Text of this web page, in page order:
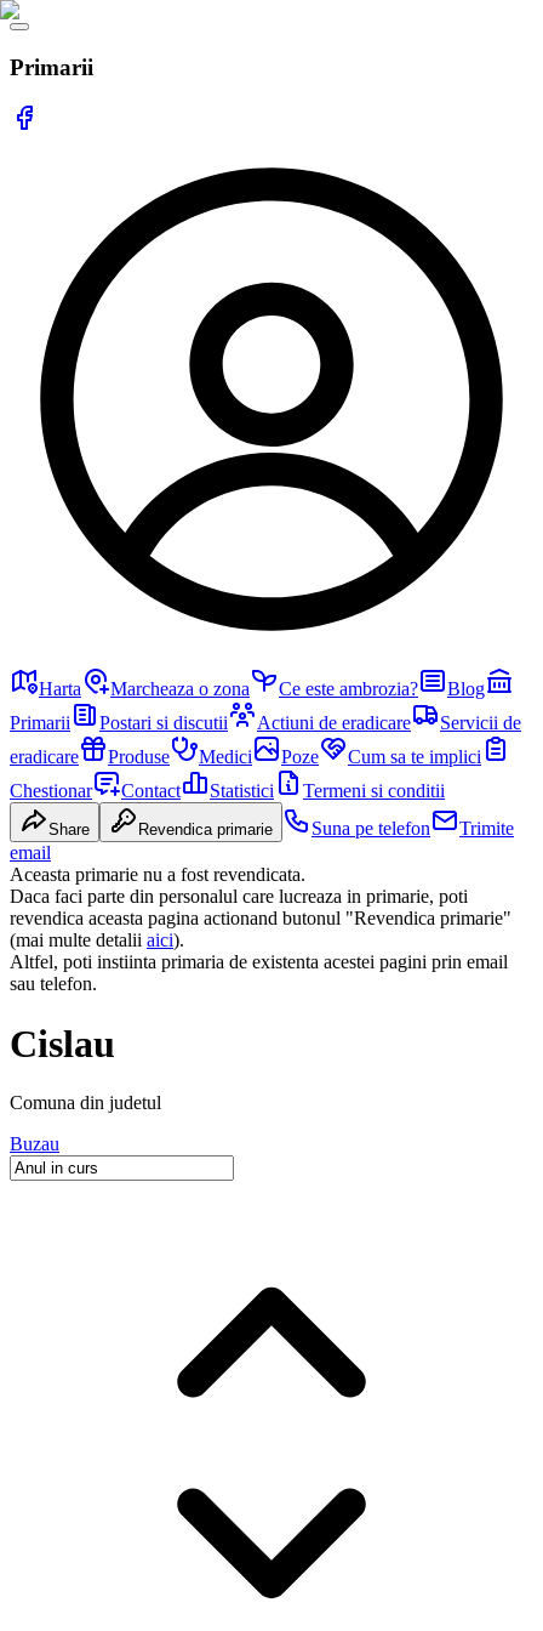
Primarii
Harta Marcheaza o zona Ce este ambrozia?
Blog
Primarii
Postari si discutii Actiuni de eradicare
Servicii de
eradicare
Produse Medici Poze
Cum sa te implici
Chestionar
Contact Statistici Termeni si conditii
Share Revendica primarie Suna pe telefon
Trimite
email
Aceasta primarie nu a fost revendicata.
Daca faci parte din personalul care lucreaza in primarie, poti
revendica aceasta pagina actionand butonul "Revendica primarie"
(mai multe detalii aici).
Altfel, poti instiinta primaria de existenta acestei pagini prin email
sau telefon.
Cislau
Comuna din judetul
Buzau